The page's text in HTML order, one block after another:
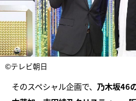
©テレビ朝日
そのスペシャル企画で、 乃木坂46